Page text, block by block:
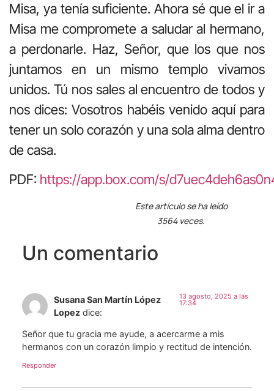
Misa, ya tenía suficiente. Ahora sé que el ir a
Misa me compromete a saludar al hermano,
a perdonarle. Haz, Señor, que los que nos
juntamos en un mismo templo vivamos
unidos. Tú nos sales al encuentro de todos y
nos dices: Vosotros habéis venido aquí para
tener un solo corazón y una sola alma dentro
de casa.
PDF: https://app.box.com/s/
Este artículo se ha leído
3564 veces.
Un comentario
Susana San Martín López
Lopez dice:
13 agosto, 2025 a las
17:34
Señor que tu gracia me ayude, a acercarme a mis
hermanos con un corazón limpio y rectitud de intención.
Responder